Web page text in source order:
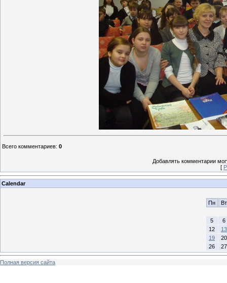
Всего комментариев: 0
Добавлять комментарии
[
Calendar
Пн Вт
5
6
12
13
19
20
26
27
Полная версия сайта